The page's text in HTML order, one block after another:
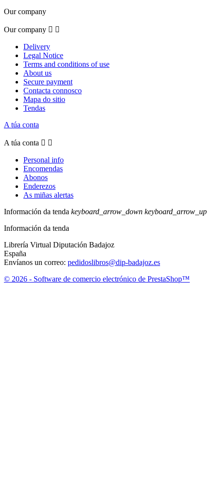
Our company
Our company  
Delivery
Legal Notice
Terms and conditions of use
About us
Secure payment
Contacta connosco
Mapa do sitio
Tendas
A túa conta
A túa conta  
Personal info
Encomendas
Abonos
Enderezos
As miñas alertas
Información da tenda keyboard_arrow_down keyboard_arrow_up
Información da tenda
Librería Virtual Diputación Badajoz
España
Envíanos un correo: pedidoslibros@dip-badajoz.es
© 2026 - Software de comercio electrónico de PrestaShop™